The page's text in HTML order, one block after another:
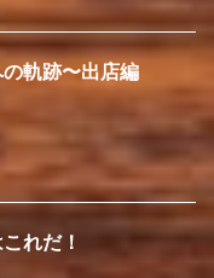
軌跡〜出店編
れだ！